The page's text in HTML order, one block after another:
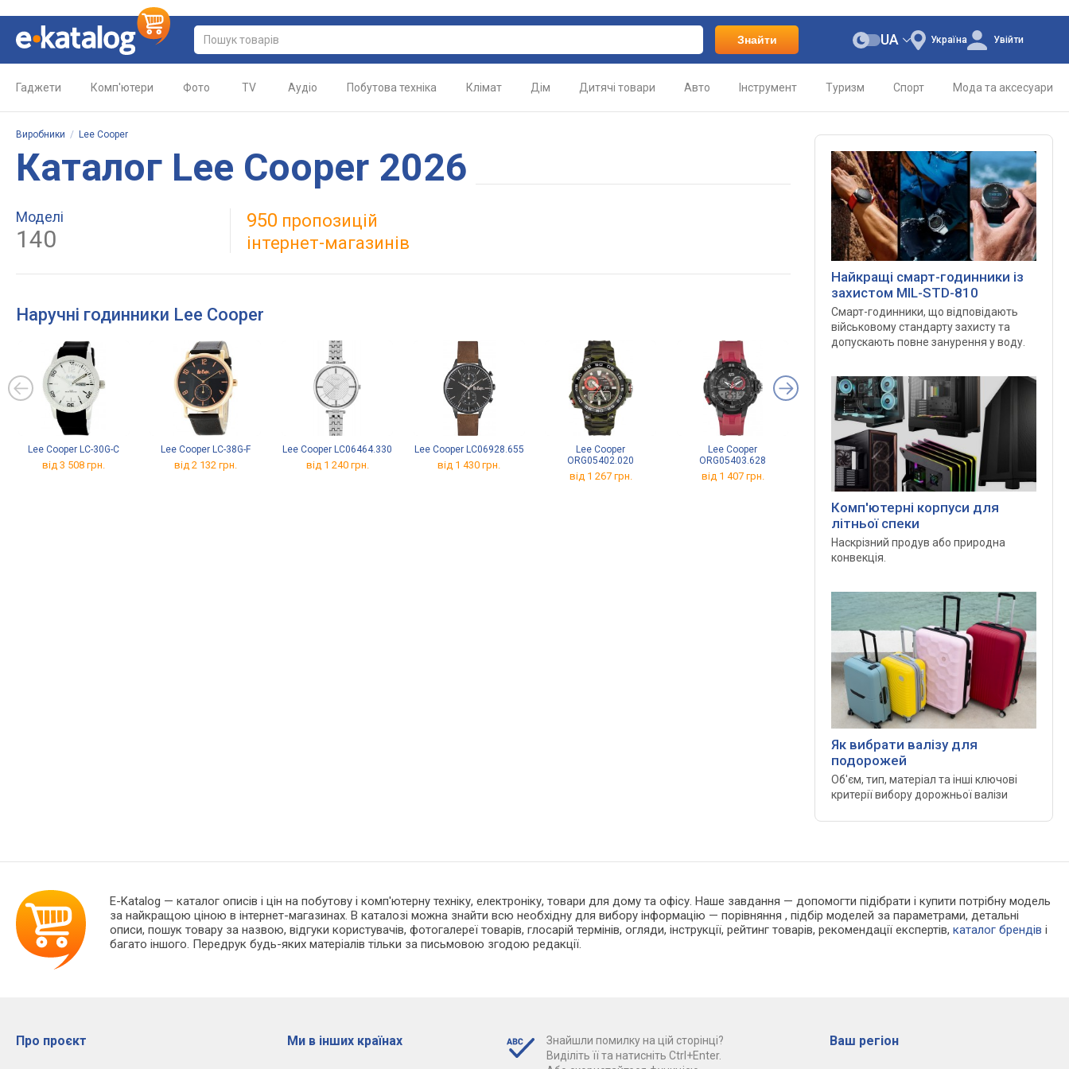
Знайти Україна
UA Увійти
Гаджети Комп'ютери Фото TV Аудіо Побутова техніка Клімат Дім Дитячі товари Авто Інструмент Туризм Спорт Мода та аксесуари
Виробники / Lee Cooper
Каталог Lee Cooper 2026
Моделі
140
950 пропозицій
інтернет-магазинів
Наручні годинники Lee Cooper
Lee Cooper LC-30G-C
від 3 508 грн.
Lee Cooper LC-38G-F
від 2 132 грн.
Lee Cooper LC06464.330
від 1 240 грн.
Lee Cooper LC06928.655
від 1 430 грн.
Lee Cooper
ORG05402.020
від 1 267 грн.
Lee Cooper
ORG05403.628
від 1 407 грн.
Lee Cooper LC-39G-C
від 2 541 грн.
Lee Cooper LC-53G-B
від 3 897 грн.
Найкращі смарт-годинники із
захистом MIL-STD-810
Смарт-годинники, що відповідають
військовому стандарту захисту та
допускають повне занурення у воду.
Комп'ютерні корпуси для
літньої спеки
Наскрізний продув або природна
конвекція.
Як вибрати валізу для
подорожей
Об'єм, тип, матеріал та інші ключові
критерії вибору дорожньої валізи
E-Katalog — каталог описів і цін на побутову і комп'ютерну техніку, електроніку, товари для дому та офісу. Наше завдання — допомогти підібрати і купити потрібну модель
за найкращою ціною в інтернет-магазинах. В каталозі можна знайти всю необхідну для вибору інформацію — порівняння , підбір моделей за параметрами, детальні
описи, пошук товару за назвою, відгуки користувачів, фотогалереї товарів, глосарій термінів, огляди, інструкції, рейтинг товарів, рекомендації експертів,каталог брендів і
багато іншого. Передрук будь-яких матеріалів тільки за письмовою згодою редакції.
Про проєкт Ми в інших країнах
Знайшли помилку на цій сторінці?
Виділіть її та натисніть Ctrl+Enter.
Ваш регіон